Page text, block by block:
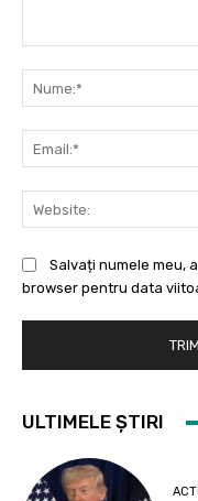
Salvați numele meu,
browser pentru data
ULTIMELE ȘTIRI